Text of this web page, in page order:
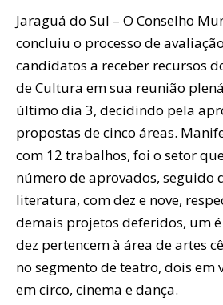
Jaraguá do Sul – O Conselho
concluiu o processo de
candidatos a receber recursos
de Cultura em sua reunião
último dia 3, decidindo pela
propostas de cinco áreas.
com 12 trabalhos, foi o setor
número de aprovados, seguido
literatura, com dez e nove,
demais projetos deferidos, um
dez pertencem à área de artes
no segmento de teatro, dois em
em circo, cinema e dança.